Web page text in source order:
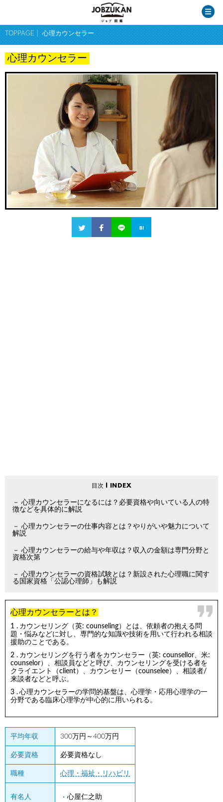
TOPPAGE 心理カウンセラー
心理カウンセラー
心理カウンセラーになるには？必要資格や向いている人の特
徴などを具体的に解説
心理カウンセラーの仕事内容とは？やりがいや魅力について
解説
心理カウンセラーの給与や年収は？収入の金額は専門分野と
資格次第
心理カウンセラーの資格試験とは？新設された心理職に関す
る国家資格「公認心理師」も解説
心理カウンセラーとは？
カウンセリング（英: counseling）とは、依頼者の抱える問
題・悩みなどに対し、専門的な知識や技術を用いて行われる相談
援助のことである。
カウンセリングを行う者をカウンセラー（英: counsellor、米:
counselor）、相談員などと呼び、カウンセリングを受ける者を
クライエント（client）、カウンセリー（counselee）、相談者/
来談者などと呼ぶ。
心理カウンセラーの学問的基盤は、心理学・応用心理学の一
分野である臨床心理学が中心的に用いられる。
平均年収 300万円～400万円
必要資格 必要資格なし
職種 心理・福祉・リハビリ
有名人 心屋仁之助